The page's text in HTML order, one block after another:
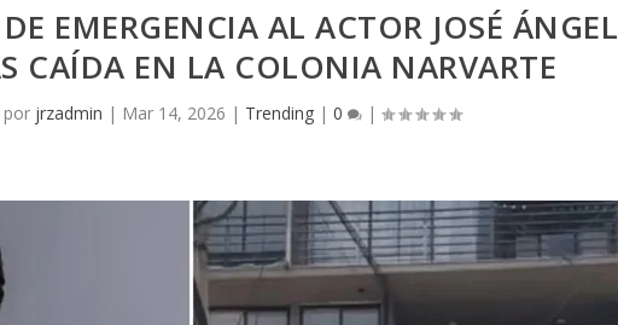
EMERGENCIA AL ACTOR JOSÉ ÁNGEL
CAÍDA EN LA COLONIA NARVARTE
por jrzadmin | Mar 14, 2026 | Trending| 0 |